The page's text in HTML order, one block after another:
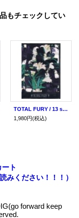
もチェックしてい
TOTAL FURY / 13 songs (cd) 男道
1,980円(税込)
ト
みください！！！）
forward keep